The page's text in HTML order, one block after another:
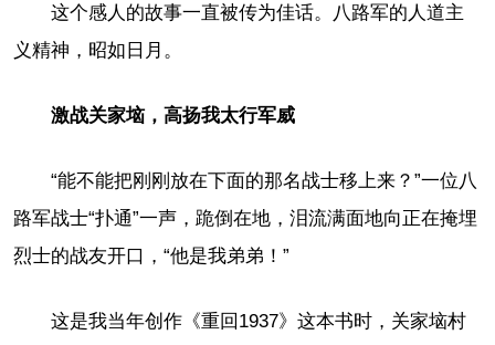
这个感人的故事一直被传为佳话。八路军的人道主
义精神，昭如日月。
激战关家垴，高扬我太行军威
“能不能把刚刚放在下面的那名战士移上来？”一位八
路军战士“扑通”一声，跪倒在地，泪流满面地向正在掩埋
烈士的战友开口，“他是我弟弟！”
这是我当年创作《重回1937》这本书时，关家垴村